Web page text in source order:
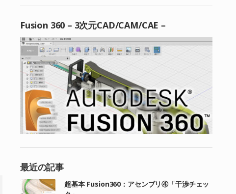
Fusion 360 – 3次元CAD/CAM/CAE –
最近の記事
超基本 Fusion360：アセンブリ④「干渉チェッ